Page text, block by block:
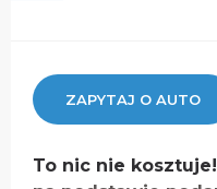
ZAPYTAJ O AUTO
To nic nie kosztuje!